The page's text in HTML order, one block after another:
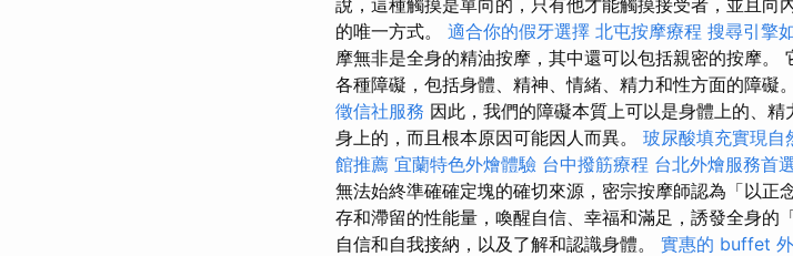
的唯一方式。 適合你的假牙選擇 北屯按摩療程 搜尋引擎
摩無非是全身的精油按摩，其中還可以包括親密的按摩。
各種障礙，包括身體、精神、情緒、精力和性方面的障礙。
徵信社服務 因此，我們的障礙本質上可以是身體上的、
身上的，而且根本原因可能因人而異。 玻尿酸填充實現自
館推薦 宜蘭特色外燴體驗 台中撥筋療程 台北外燴服務首
無法始終準確確定塊的確切來源，密宗按摩師認為「以正
存和滯留的性能量，喚醒自信、幸福和滿足，誘發全身的
自信和自我接納，以及了解和認識身體。 實惠的 buffet